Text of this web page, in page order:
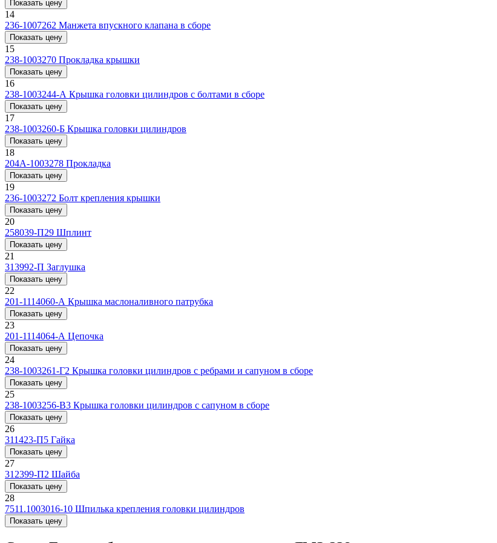
Показать цену
14
236-1007262 Манжета впускного клапана в сборе
Показать цену
15
238-1003270 Прокладка крышки
Показать цену
16
238-1003244-А Крышка головки цилиндров с болтами в сборе
Показать цену
17
238-1003260-Б Крышка головки цилиндров
Показать цену
18
204А-1003278 Прокладка
Показать цену
19
236-1003272 Болт крепления крышки
Показать цену
20
258039-П29 Шплинт
Показать цену
21
313992-П Заглушка
Показать цену
22
201-1114060-А Крышка маслоналивного патрубка
Показать цену
23
201-1114064-А Цепочка
Показать цену
24
238-1003261-Г2 Крышка головки цилиндров с ребрами и сапуном в сборе
Показать цену
25
238-1003256-B3 Крышка головки цилиндров с сапуном в сборе
Показать цену
26
311423-П5 Гайка
Показать цену
27
312399-П2 Шайба
Показать цену
28
7511.1003016-10 Шпилька крепления головки цилиндров
Показать цену